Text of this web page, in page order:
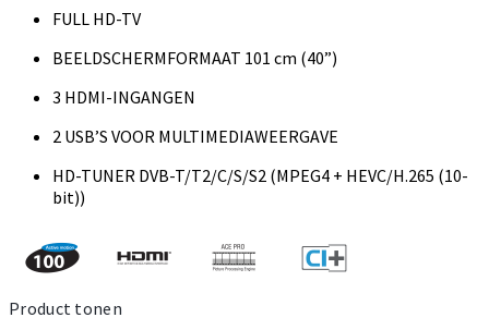
FULL HD-TV
BEELDSCHERMFORMAAT 101 cm (40”)
3 HDMI-INGANGEN
2 USB’S VOOR MULTIMEDIAWEERGAVE
HD-TUNER DVB-T/T2/C/S/S2 (MPEG4 + HEVC/H.265 (10-
bit))
Product tonen